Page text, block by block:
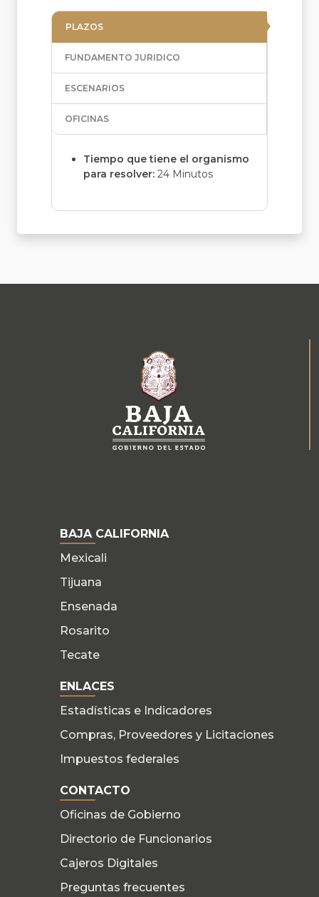
PLAZOS
FUNDAMENTO JURIDICO
ESCENARIOS
OFICINAS
Tiempo que tiene el organismo
para resolver: 24 Minutos
BAJA CALIFORNIA
Mexicali
Tijuana
Ensenada
Rosarito
Tecate
ENLACES
Estadísticas e Indicadores
Compras, Proveedores y Licitaciones
Impuestos federales
CONTACTO
Oficinas de Gobierno
Directorio de Funcionarios
Cajeros Digitales
Preguntas frecuentes